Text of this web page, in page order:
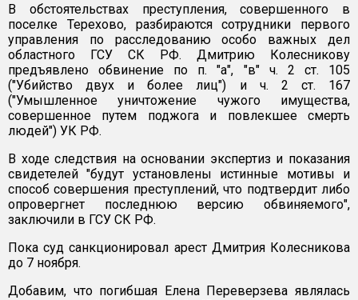
В обстоятельствах преступления, совершенного в
поселке Терехово, разбираются сотрудники первого
управления по расследованию особо важных дел
областного ГСУ СК РФ. Дмитрию Колесникову
предъявлено обвинение по п. "а", "в" ч. 2 ст. 105
("Убийство двух и более лиц") и ч. 2 ст. 167
("Умышленное уничтожение чужого имущества,
совершенное путем поджога и повлекшее смерть
людей") УК РФ.
В ходе следствия на основании экспертиз и показания
свидетелей "будут установлены истинные мотивы и
способ совершения преступлений, что подтвердит либо
опровергнет последнюю версию обвиняемого",
заключили в ГСУ СК РФ.
Пока суд санкционировал арест Дмитрия Колесникова
до 7 ноября.
Добавим, что погибшая Елена Переверзева являлась